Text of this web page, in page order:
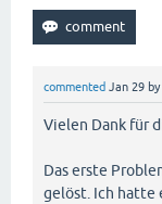
commented Jan 29 by
Vielen Dank für
Das erste
gelöst. Ich hatte